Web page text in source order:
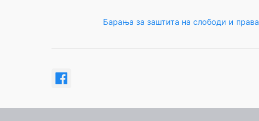
Барања за заштита на слободи и права